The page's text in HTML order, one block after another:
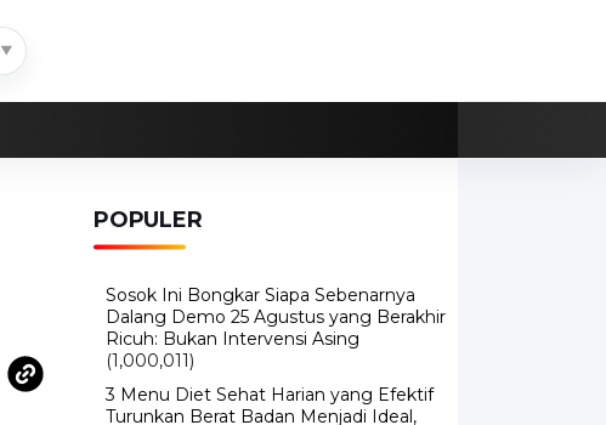
▼
Ricuh: Bukan Intervensi Asing
(1,000,011)
3 Menu Diet Sehat Harian yang Efektif
Wajib dicoba! (900,794)